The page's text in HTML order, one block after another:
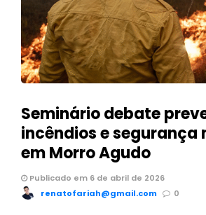
Seminário debate
incêndios e segurança
em Morro Agudo
Publicado em 6 de abril de 2026
renatofariah@gmail.com
0